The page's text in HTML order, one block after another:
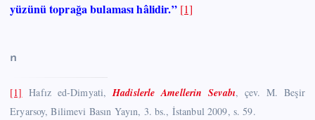
yüzünü toprağa bulaması hâlidir.” [1]
n
[1] Hafız ed-Dimyati,Hadislerle Amellerin Sevabı, çev. M. Beşir
Eryarsoy, Bilimevi Basın Yayın, 3. bs., İstanbul 2009, s. 59.